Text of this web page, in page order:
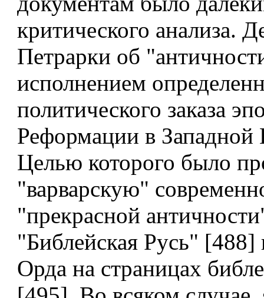
критического анализа.
Петрарки об
исполнением
политического заказа
Реформации в Западной
Целью которого было
"варварскую"
"прекрасной
"Библейская Русь" [488]
Орда на страницах